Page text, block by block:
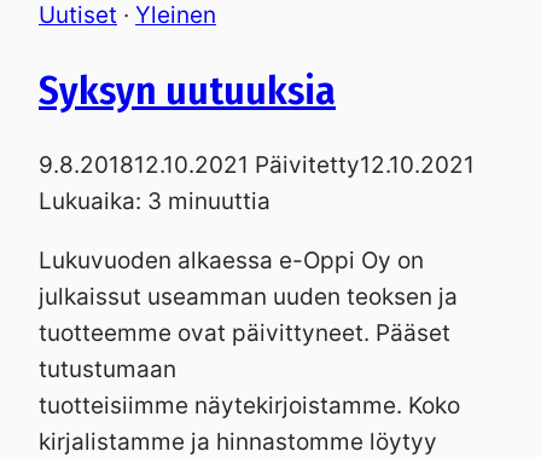
Uutiset · Yleinen
Syksyn uutuuksia
9.8.201812.10.2021 Päivitetty12.10.2021
Lukuaika: 3 minuuttia
Lukuvuoden alkaessa e-Oppi Oy on
julkaissut useamman uuden teoksen ja
tuotteemme ovat päivittyneet. Pääset
tutustumaan
tuotteisiimme näytekirjoistamme. Koko
kirjalistamme ja hinnastomme löytyy